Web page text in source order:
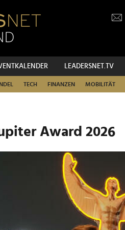
LEADERSNET.TV
TECH FINANZEN MOBILITÄT
Award 2026